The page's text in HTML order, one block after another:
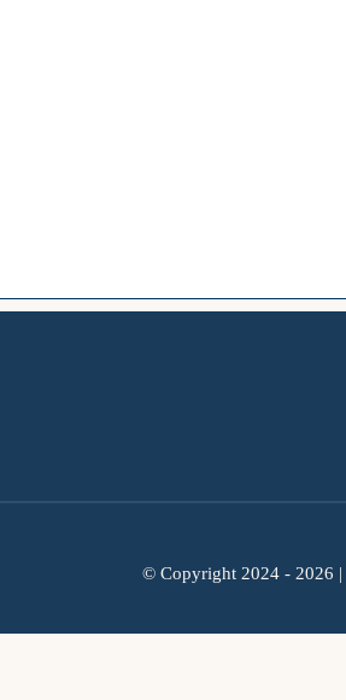
© Copyright 2024 - 2026 |